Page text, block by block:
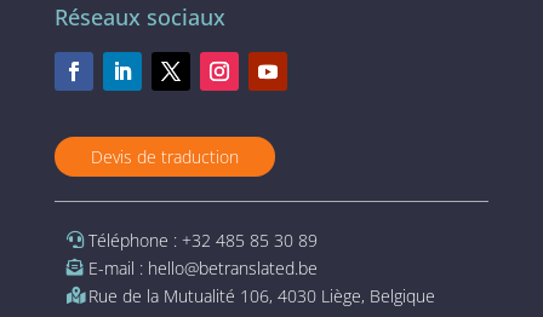
Réseaux sociaux
Devis de traduction
Téléphone : +32 485 85 30 89
E-mail : hello@betranslated.be
Rue de la Mutualité 106, 4030 Liège, Belgique